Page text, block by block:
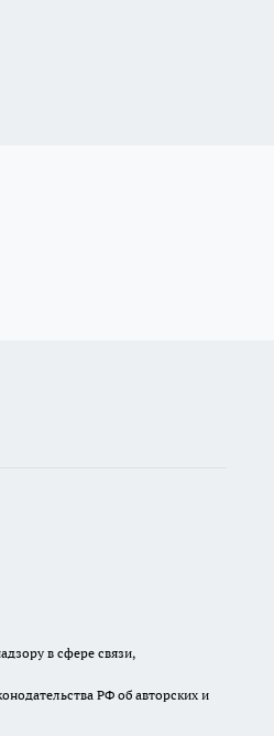
в сфере связи,
РФ об авторских и